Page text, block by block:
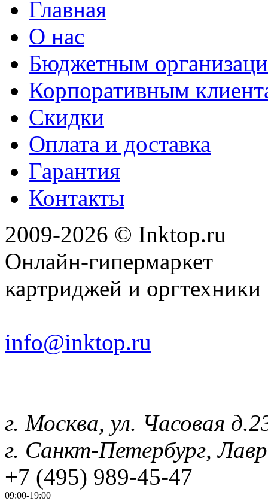
Главная
О нас
Бюджетным
Корпоративным
Скидки
Оплата и доставка
Гарантия
Контакты
2009-2026 © Inktop.ru
Онлайн-гипермаркет
картриджей и оргтехники
info@inktop.ru
г. Москва, ул. Часовая
г. Санкт-Петербург,
+7 (495) 989-45-47
09:00-19:00